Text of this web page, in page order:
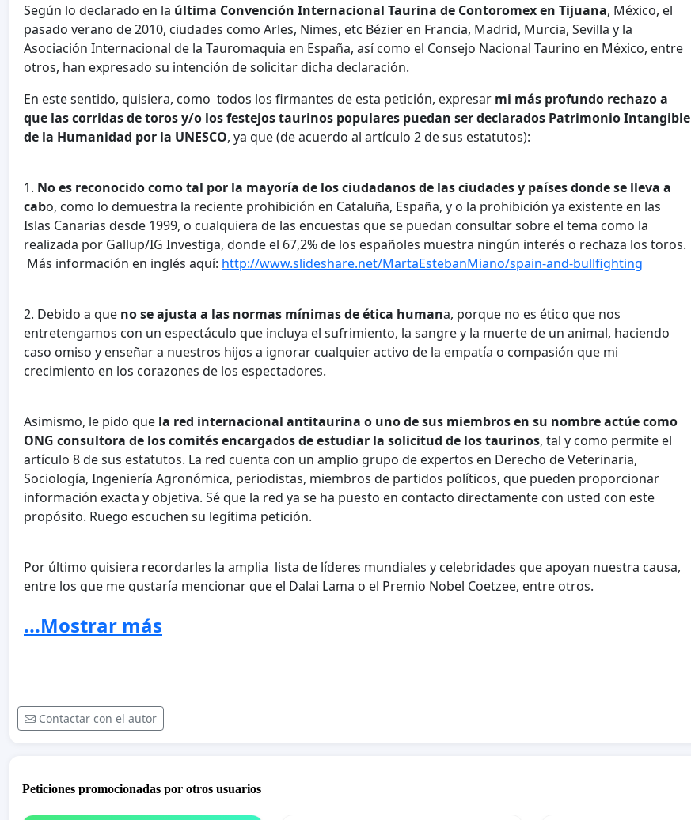
Según lo declarado en la última Convención Internacional Taurina de Contoromex en Tijuana, México, el
pasado verano de 2010, ciudades como Arles, Nimes, etc Bézier en Francia, Madrid, Murcia, Sevilla y la
Asociación Internacional de la Tauromaquia en España, así como el Consejo Nacional Taurino en México, entre
otros, han expresado su intención de solicitar dicha declaración.
En este sentido, quisiera, como todos los firmantes de esta petición, expresar mi más profundo rechazo a
que las corridas de toros y/o los festejos taurinos populares puedan ser declarados Patrimonio Intangible
de la Humanidad por la UNESCO, ya que (de acuerdo al artículo 2 de sus estatutos):
1. No es reconocido como tal por la mayoría de los ciudadanos de las ciudades y países donde se lleva a
cabo, como lo demuestra la reciente prohibición en Cataluña, España, y o la prohibición ya existente en las
Islas Canarias desde 1999, o cualquiera de las encuestas que se puedan consultar sobre el tema como la
realizada por Gallup/IG Investiga, donde el 67,2% de los españoles muestra ningún interés o rechaza los toros.
Más información en inglés aquí: http://www.slideshare.net/MartaEstebanMiano/spain-and-bullfighting
2. Debido a que no se ajusta a las normas mínimas de ética humana, porque no es ético que nos
entretengamos con un espectáculo que incluya el sufrimiento, la sangre y la muerte de un animal, haciendo
caso omiso y enseñar a nuestros hijos a ignorar cualquier activo de la empatía o compasión que mi
crecimiento en los corazones de los espectadores.
Asimismo, le pido que la red internacional antitaurina o uno de sus miembros en su nombre actúe como
ONG consultora de los comités encargados de estudiar la solicitud de los taurinos, tal y como permite el
artículo 8 de sus estatutos. La red cuenta con un amplio grupo de expertos en Derecho de Veterinaria,
Sociología, Ingeniería Agronómica, periodistas, miembros de partidos políticos, que pueden proporcionar
información exacta y objetiva. Sé que la red ya se ha puesto en contacto directamente con usted con este
propósito. Ruego escuchen su legítima petición.
Por último quisiera recordarles la amplia lista de líderes mundiales y celebridades que apoyan nuestra causa,
entre los que me gustaría mencionar que el Dalai Lama o el Premio Nobel Coetzee, entre otros.
Querida señora Duvelle, me dirijo a usted como principal responsable de la Sección del Patrimonio Cultural
latinoamericanos, una práctica que les avergüenza, que los divide y genera un número creciente de voces que
reclaman su fin.
Carta a la Sra Duvelle// Letter to Madame Duvelle:
...Mostrar más
Contactar con el autor
Peticiones promocionadas por otros usuarios